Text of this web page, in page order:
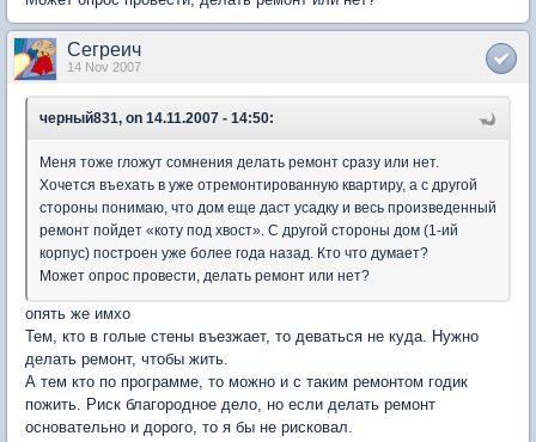
Сегреич
14 Nov 2007
черный831, on 14.11.2007 - 14:50:
Меня тоже гложут сомнения делать ремонт сразу или нет.
Хочется въехать в уже отремонтированную квартиру, а с другой
стороны понимаю, что дом еще даст усадку и весь произведенный
ремонт пойдет «коту под хвост». С другой стороны дом (1-ий
корпус) построен уже более года назад. Кто что думает?
Может опрос провести, делать ремонт или нет?
опять же имхо
Тем, кто в голые стены въезжает, то деваться не куда. Нужно
делать ремонт, чтобы жить.
А тем кто по программе, то можно и с таким ремонтом годик
пожить. Риск благородное дело, но если делать ремонт
основательно и дорого, то я бы не рисковал.